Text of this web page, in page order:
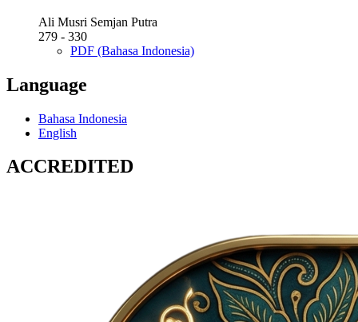
Ali Musri Semjan Putra
279 - 330
PDF (Bahasa Indonesia)
Language
Bahasa Indonesia
English
ACCREDITED